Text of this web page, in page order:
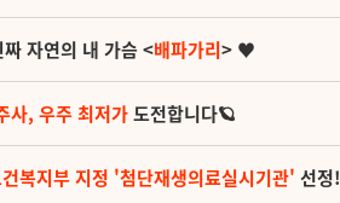
자연의 내 가슴 <배파가리> ♥
사, 우주 최저가도전합니다🪐
복지부 지정 '첨단재생의료실시기관' 선정!